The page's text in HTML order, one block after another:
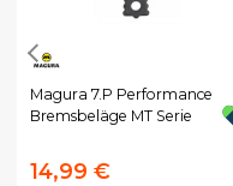
Magura 7.P Performance
Bremsbeläge MT Serie
14,99 €